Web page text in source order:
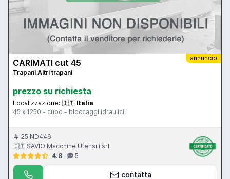
annuncio
CARIMATI cut 45
Trapani Altri trapani
prezzo su richiesta
Localizzazione: 🇮🇹 Italia
45 x 1250 - cubo - bloccaggi idraulici
25IND446
🇮🇹 SAVIO Macchine Utensili srl
4.8
5
contatta